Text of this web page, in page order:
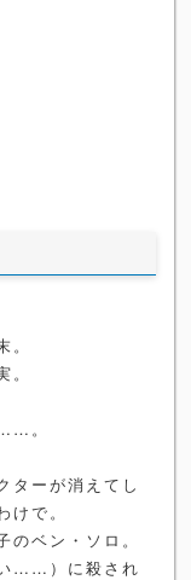
。
ターが消えてし
で。
ベン・ソロ。
……）に殺され